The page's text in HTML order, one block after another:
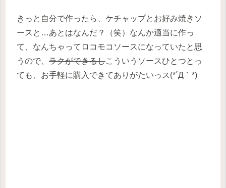
きっと自分で作ったら、ケチャップとお好み焼きソ
ースと…あとはなんだ？（笑）なんか適当に作っ
て、なんちゃってロコモコソースになっていたと思
うので、 ラクができるしこういうソースひとつとっ
ても、お手軽に購入できてありがたいっス(*´Д｀*)